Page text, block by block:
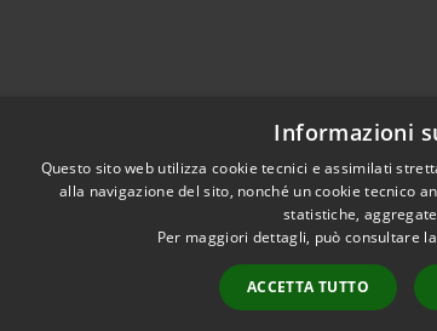
Intranet
Informazioni
Questo sito web utilizza cookie tecnici e assimilati
alla navigazione del sito, nonché un cookie tecnico
statistiche,
Per maggiori dettagli, può consultare
ACCETTA TUTTO